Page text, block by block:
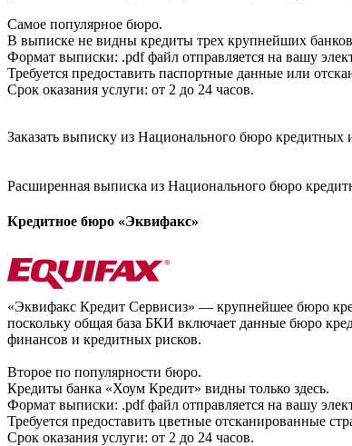
Самое популярное бюро.
В выписке не видны кредиты трех крупнейших
Формат выписки: .pdf файл отправляется на вашу
Требуется предоставить паспортные данные или
Срок оказания услуги: от 2 до 24 часов.
Заказать выписку из Национального бюро кредитных
Расширенная выписка из Национального бюро
Кредитное бюро «Эквифакс»
«Эквифакс Кредит Сервисиз» — крупнейшее бюро
поскольку общая база БКИ включает данные бюро
финансов и кредитных рисков.
Второе по популярности бюро.
Кредиты банка «Хоум Кредит» видны только здесь.
Формат выписки: .pdf файл отправляется на вашу
Требуется предоставить цветные отсканированные
Срок оказания услуги: от 2 до 24 часов.